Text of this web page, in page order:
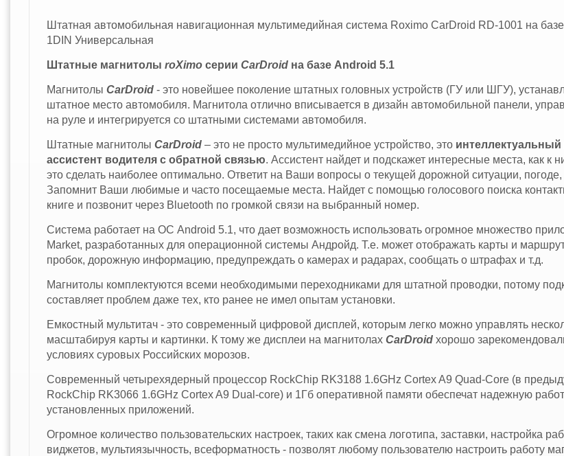
Штатная автомобильная навигационная мультимедийная система Roximo CarDroid RD-1001 на
1DIN Универсальная
Штатные магнитолы roXimo серии CarDroid на базе Android 5.1
Магнитолы CarDroid- это новейшее поколение штатных головных устройств (ГУ или ШГУ),
штатное место автомобиля. Магнитола отлично вписывается в дизайн автомобильной панели,
на руле и интегрируется со штатными системами автомобиля.
Штатные магнитолы CarDroid– это не просто мультимедийное устройство, это интеллектуальный
ассистент водителя с обратной связью. Ассистент найдет и подскажет интересные места, как к
это сделать наиболее оптимально. Ответит на Ваши вопросы о текущей дорожной ситуации, погоде,
Запомнит Ваши любимые и часто посещаемые места. Найдет с помощью голосового поиска
книге и позвонит через Bluetooth по громкой связи на выбранный номер.
Система работает на ОС Android 5.1, что дает возможность использовать огромное множество
Market, разработанных для операционной системы Андройд. Т.е. может отображать карты и
пробок, дорожную информацию, предупреждать о камерах и радарах, сообщать о штрафах и т.д.
Магнитолы комплектуются всеми необходимыми переходниками для штатной проводки, потому
составляет проблем даже тех, кто ранее не имел опытам установки.
Емкостный мультитач - это современный цифровой дисплей, которым легко можно управлять
масштабируя карты и картинки. К тому же дисплеи на магнитолах CarDroidхорошо
условиях суровых Российских морозов.
Современный четырехядерный процессор RockChip RK3188 1.6GHz Cortex A9 Quad-Core (в
RockChip RK3066 1.6GHz Cortex A9 Dual-core) и 1Гб оперативной памяти обеспечат надежную
установленных приложений.
Огромное количество пользовательских настроек, таких как смена логотипа, заставки, настройка
виджетов, мультиязычность, всеформатность - позволят любому пользователю настроить работу